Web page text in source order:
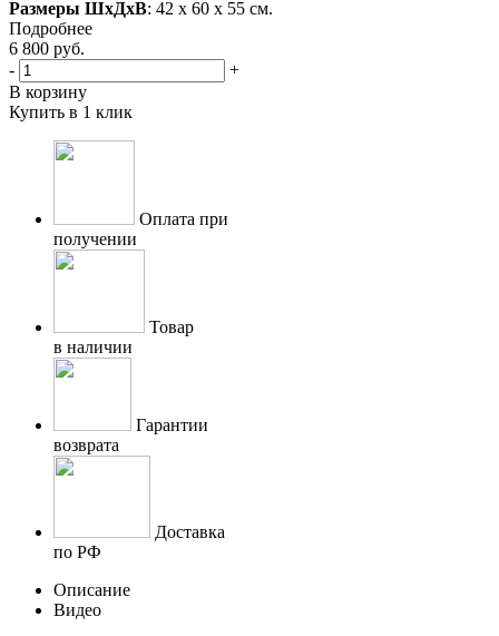
Размеры ШхДхВ: 42 х 60 х 55 см.
Подробнее
6 800 руб.
-
+
В корзину
Купить в 1 клик
Оплата при
получении
Товар
в наличии
Гарантии
возврата
Доставка
по РФ
Описание
Видео